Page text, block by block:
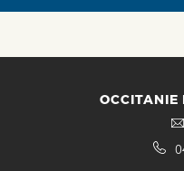
OCCITANIE